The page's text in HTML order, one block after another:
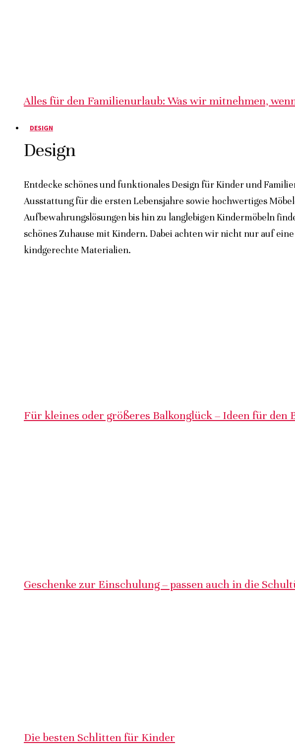
Alles für den Familienurlaub: Was wir mitnehmen,
DESIGN
Design
Entdecke schönes und funktionales Design für Kinder und
Ausstattung für die ersten Lebensjahre sowie hochwertiges
Aufbewahrungslösungen bis hin zu langlebigen Kindermöbeln
schönes Zuhause mit Kindern. Dabei achten wir nicht nur auf
kindgerechte Materialien.
Für kleines oder größeres Balkonglück – Ideen für den
Geschenke zur Einschulung – passen auch in die
Die besten Schlitten für Kinder